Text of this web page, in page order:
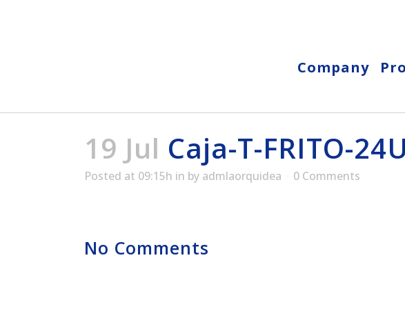
Company
19 Jul Caja-T-FRITO-
Posted at 09:15h in by admlaorquidea 0 Comments
No Comments